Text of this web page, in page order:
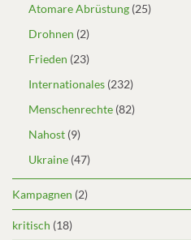
Atomare Abrüstung (25)
Drohnen (2)
Frieden (23)
Internationales (232)
Menschenrechte (82)
Nahost (9)
Ukraine (47)
Kampagnen (2)
kritisch (18)